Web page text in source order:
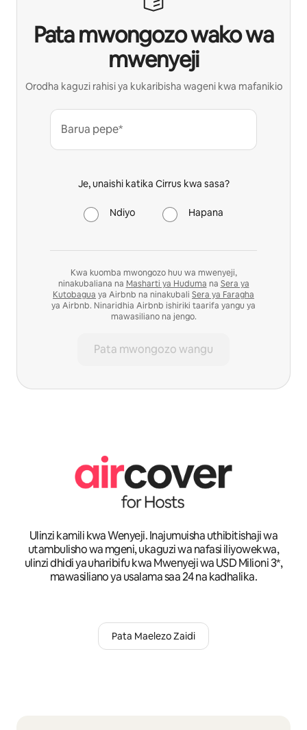
Pata mwongozo wako wa
mwenyeji
Orodha kaguzi rahisi ya kukaribisha wageni kwa mafanikio
Barua pepe*
Je, unaishi katika Cirrus kwa sasa?
Ndiyo Hapana
Kwa kuomba mwongozo huu wa mwenyeji,
ninakubaliana na Masharti ya Huduma na Sera ya
Kutobagua ya Airbnb na ninakubali Sera ya Faragha
ya Airbnb. Ninaridhia Airbnb ishiriki taarifa yangu ya
mawasiliano na jengo.
Pata mwongozo wangu
Ulinzi kamili kwa Wenyeji. Inajumuisha uthibitishaji wa
utambulisho wa mgeni, ukaguzi wa nafasi iliyowekwa,
ulinzi dhidi ya uharibifu kwa Mwenyeji wa USD Milioni 3*,
mawasiliano ya usalama saa 24 na kadhalika.
Pata Maelezo Zaidi